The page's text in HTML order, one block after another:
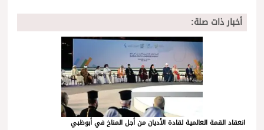
أخبار ذات صلة:
انعقاد القمة العالمية لقادة الأديان من أجل المناخ في أبوظبي